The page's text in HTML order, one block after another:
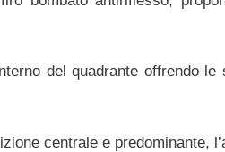
del quadrante offrendo
centrale e